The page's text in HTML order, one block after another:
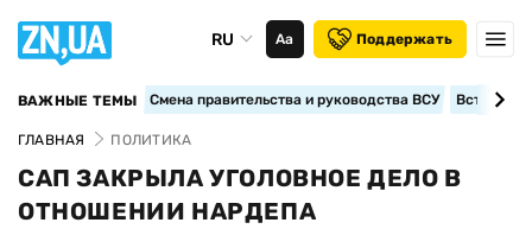
RU Аа Поддержать
ВАЖНЫЕ ТЕМЫ Смена правительства и руководства ВСУ
ГЛАВНАЯ ПОЛИТИКА
САП ЗАКРЫЛА УГОЛОВНОЕ ДЕЛО В
ОТНОШЕНИИ НАРДЕПА